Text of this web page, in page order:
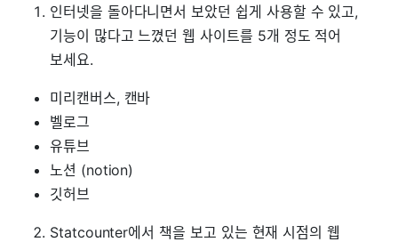
인터넷을 돌아다니면서 보았던 쉽게 사용할 수 있고,
기능이 많다고 느꼈던 웹 사이트를 5개 정도 적어
보세요.
미리캔버스, 캔바
벨로그
유튜브
노션 (notion)
깃허브
Statcounter에서 책을 보고 있는 현재 시점의 웹